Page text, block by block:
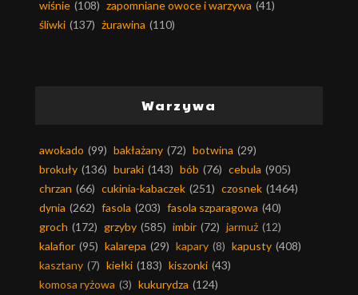
wiśnie (108) zapomniane owoce i warzywa (41)
śliwki (137) żurawina (110)
Warzywa
awokado (99) bakłażany (72) botwina (29)
brokuły (136) buraki (143) bób (76) cebula (905)
chrzan (66) cukinia-kabaczek (251) czosnek (1464)
dynia (262) fasola (203) fasola szparagowa (40)
groch (172) grzyby (585) imbir (72) jarmuż (12)
kalafior (95) kalarepa (29) kapary (8) kapusty (408)
kasztany (7) kiełki (183) kiszonki (43)
komosa ryżowa (3) kukurydza (124)